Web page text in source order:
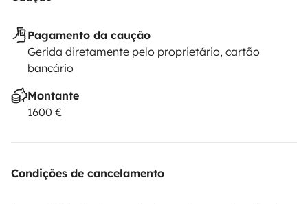
Pagamento da caução
Gerida diretamente pelo proprietário, cartão
bancário
Montante
1600 €
Condições de cancelamento